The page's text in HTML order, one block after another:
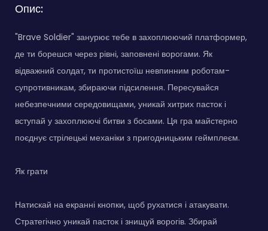
Опис:
"Brave Soldier" занурює тебе в захоплюючий платформер,
де ти борешся через рівні, заповнені ворогами. Як
відважний солдат, ти протистоїш невпинним роботам-
супротивникам, збираючи підсилення. Пересувайся
небезпечними середовищами, уникай хитрих пасток і
вступай у захоплюючі битви з босами. Ця гра майстерно
поєднує стрілецькі механіки з пригодницьким геймплеєм.
Як грати
Натискай на екранні кнопки, щоб рухатися і атакувати.
Стратегічно уникай пасток і знищуй ворогів. Збирай